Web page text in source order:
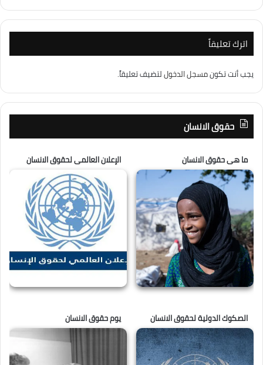
اترك تعليقاً
يجب أنت تكونمسجل الدخوللتضيف تعليقاً.
حقوق الانسان
ما هى حقوق الانسان الإعلان العالمى لحقوق الانسان
الصكوك الدولية لحقوق الانسان يوم حقوق الانسان